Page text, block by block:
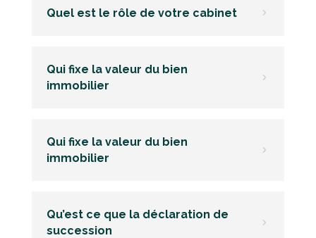
5
Quel est le rôle de votre cabinet
5
Qui fixe la valeur du bien
immobilier
5
Qui fixe la valeur du bien
immobilier
5
Qu’est ce que la déclaration de
succession